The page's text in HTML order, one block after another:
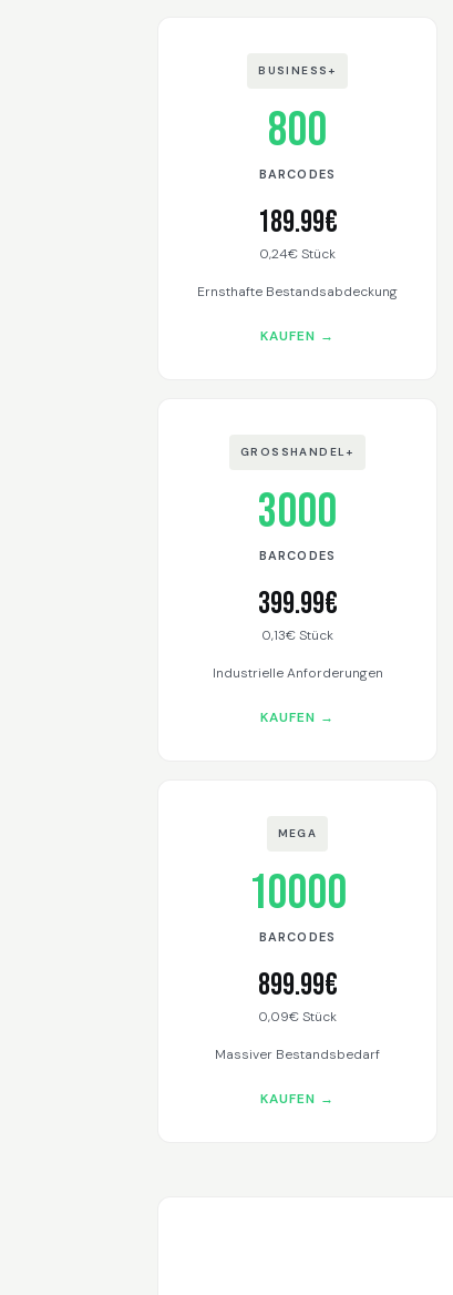
BUSINESS+
800
BARCODES
189.99€
0,24€ Stück
Ernsthafte Bestandsabdeckung
KAUFEN →
GROSSHANDEL+
3000
BARCODES
399.99€
0,13€ Stück
Industrielle Anforderungen
KAUFEN →
MEGA
10000
BARCODES
899.99€
0,09€ Stück
Massiver Bestandsbedarf
KAUFEN →